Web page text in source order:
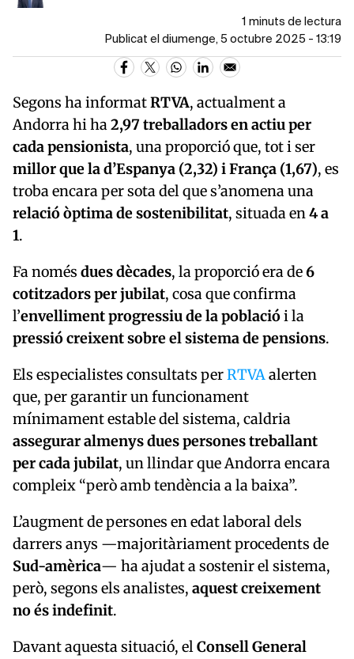
1 minuts de lectura
Publicat el diumenge, 5 octubre 2025 - 13:19
Segons ha informatRTVA, actualment a
Andorra hi ha2,97 treballadors en actiu per
cada pensionista, una proporció que, tot i ser
millor que la d’Espanya (2,32) i França (1,67), es
troba encara per sota del que s’anomena una
relació òptima de sostenibilitat, situada en4 a
1.
Fa només dues dècades, la proporció era de6
cotitzadors per jubilat, cosa que confirma
l’envelliment progressiu de la poblaciói la
pressió creixent sobre el sistema de pensions.
Els especialistes consultats perRTVAalerten
que, per garantir un funcionament
mínimament estable del sistema, caldria
assegurar almenys dues persones treballant
per cada jubilat, un llindar que Andorra encara
compleix “però amb tendència a la baixa”.
L’augment de persones en edat laboral dels
darrers anys —majoritàriament procedents de
Sud-amèrica— ha ajudat a sostenir el sistema,
però, segons els analistes, aquest creixement
no és indefinit.
Davant aquesta situació, elConsell General